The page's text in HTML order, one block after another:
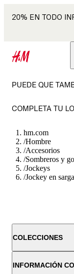
20% EN TODO
PUEDE QUE
COMPLETA TU
hm.com
/Hombre
/Accesorios
/Sombreros y
/Jockeys
/Jockey en
COLECCIONES
INFORMACIÓN